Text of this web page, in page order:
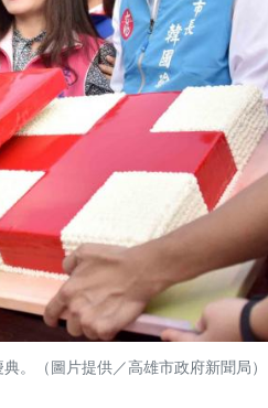
。（圖片提供／高雄市政府新聞局）